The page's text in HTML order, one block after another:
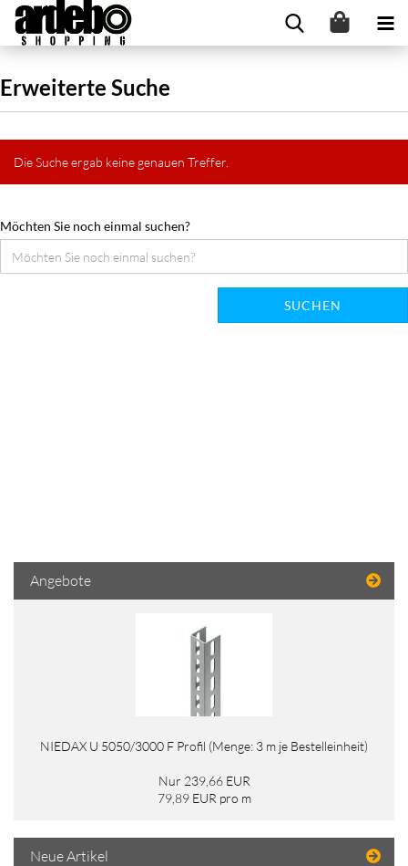
Erweiterte Suche
Die Suche ergab keine genauen Treffer.
Möchten Sie noch einmal suchen?
SUCHEN
Angebote
NIEDAX U 5050/3000 F Profil (Menge: 3 m je Bestelleinheit)
Nur 239,66 EUR
79,89 EUR pro m
Neue Artikel